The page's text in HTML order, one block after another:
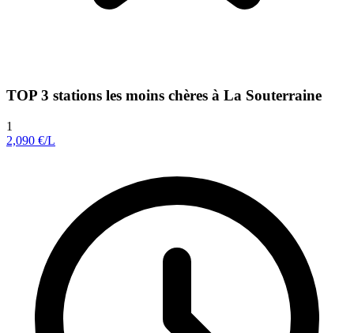
TOP 3 stations les moins chères à La Souterraine
1
2,090 €/L